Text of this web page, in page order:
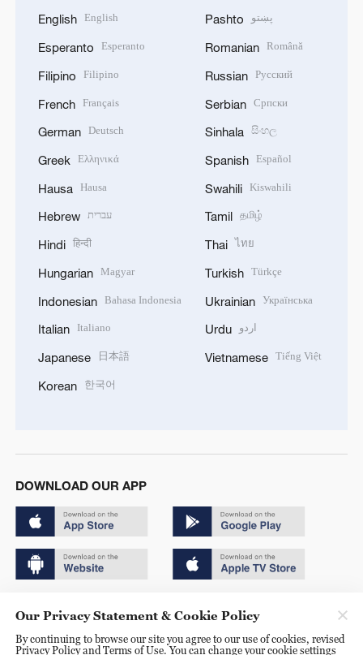
English English
Esperanto Esperanto
Filipino Filipino
French Français
German Deutsch
Greek Ελληνικά
Hausa Hausa
Hebrew עברית
Hindi हिन्दी
Hungarian Magyar
Indonesian Bahasa Indonesia
Italian Italiano
Japanese 日本語
Korean 한국어
Pashto پښتو
Romanian Română
Russian Русский
Serbian Српски
Sinhala සිංහල
Spanish Español
Swahili Kiswahili
Tamil தமிழ்
Thai ไทย
Turkish Türkçe
Ukrainian Українська
Urdu اردو
Vietnamese Tiếng Việt
DOWNLOAD OUR APP
京ICP备20000184号
Our Privacy Statement & Cookie Policy
By continuing to browse our site you agree to our use of cookies, revised
Privacy Policy and Terms of Use. You can change your cookie settings